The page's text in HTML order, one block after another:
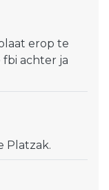
erop te
achter ja
Platzak.